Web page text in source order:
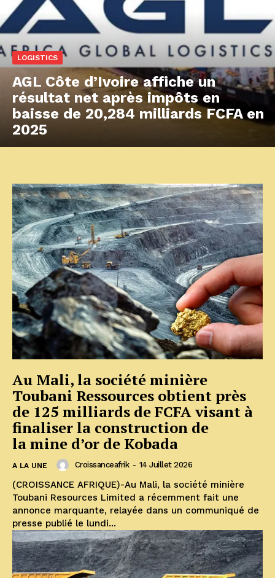
LOGISTICS
AGL Côte d’Ivoire affiche un
résultat net après impôts en
baisse de 20,284 milliards FCFA en
2025
Au Mali, la société minière
Toubani Ressources obtient près
de 125 milliards de FCFA visant à
finaliser la construction de
la mine d’or de Kobada
A LA UNE Croissanceafrik - 14 Juillet 2026
(CROISSANCE AFRIQUE)-Au Mali, la société minière
Toubani Resources Limited a récemment fait une
annonce marquante, relayée dans un communiqué de
presse publié le lundi...